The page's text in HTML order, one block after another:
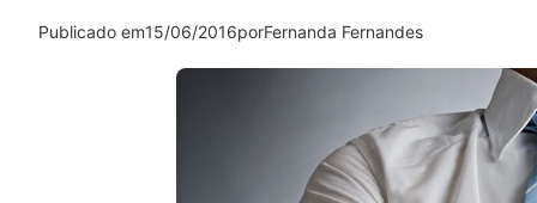
Publicado em15/06/2016porFernanda Fernandes